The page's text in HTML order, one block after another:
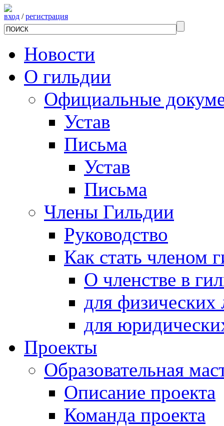
вход /регистрация
Новости
О гильдии
Официальные
Устав
Письма
Устав
Письма
Члены Гильдии
Руководство
Как стать членом
О членстве в
для физических
для
Проекты
Образовательная
Описание проекта
Команда проекта